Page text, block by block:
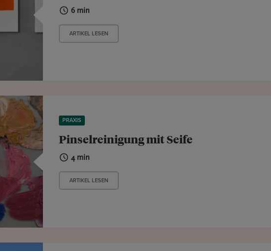
6 min
ARTIKEL LESEN
PRAXIS
Pinselreinigung mit Seife
4 min
ARTIKEL LESEN